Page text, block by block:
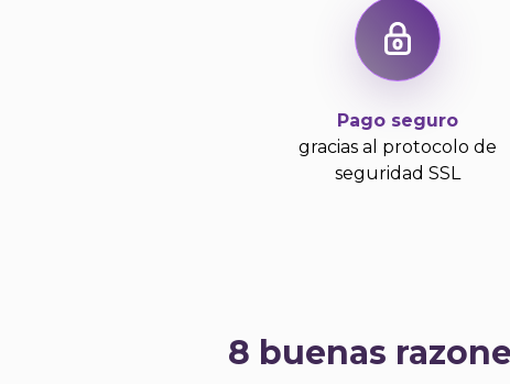
Pago seguro
gracias al protocolo de
seguridad SSL
8 buenas